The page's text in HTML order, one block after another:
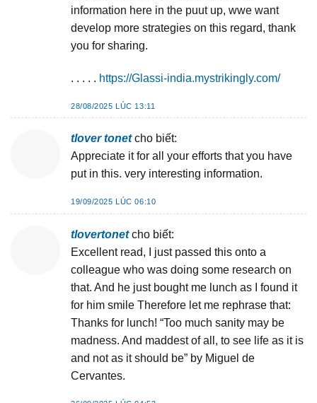
information here in the puut up, wwe want
develop more strategies on this regard, thank
you for sharing.
. . . . . https://Glassi-india.mystrikingly.com/
28/08/2025 LÚC 13:11
tlover tonet cho biết:
Appreciate it for all your efforts that you have
put in this. very interesting information.
19/09/2025 LÚC 06:10
tlovertonet cho biết:
Excellent read, I just passed this onto a
colleague who was doing some research on
that. And he just bought me lunch as I found it
for him smile Therefore let me rephrase that:
Thanks for lunch! “Too much sanity may be
madness. And maddest of all, to see life as it is
and not as it should be” by Miguel de
Cervantes.